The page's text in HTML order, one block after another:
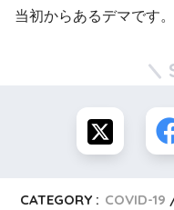
当初からあるデマです。
CATEGORY : COVID-19